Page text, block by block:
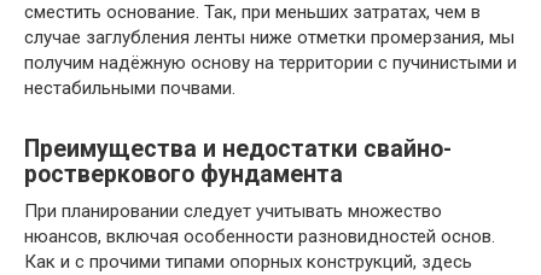
сместить основание. Так, при меньших затратах, чем в
случае заглубления ленты ниже отметки промерзания, мы
получим надёжную основу на территории с пучинистыми и
нестабильными почвами.
Преимущества и недостатки свайно-
ростверкового фундамента
При планировании следует учитывать множество
нюансов, включая особенности разновидностей основ.
Как и с прочими типами опорных конструкций, здесь